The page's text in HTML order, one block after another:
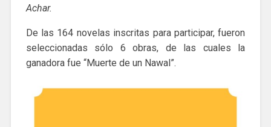
Achar.
De las 164 novelas inscritas para participar, fueron
seleccionadas sólo 6 obras, de las cuales la
ganadora fue “Muerte de un Nawal”.